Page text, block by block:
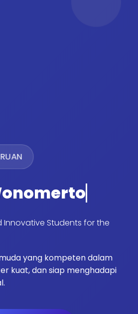
Innovative Students for the
yang kompeten dalam
kuat, dan siap menghadapi